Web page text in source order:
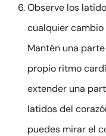
Observe los
cualquier cambio
Mantén una
propio ritmo
extender una
latidos del
puedes mirar el